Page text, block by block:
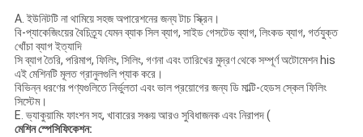
A. ইউনিটটি না থামিয়ে সহজ অপারেশনের জন্য টাচ স্ক্রিন।
বি-প্যাকেজিংয়ের বৈচিত্র্য যেমন ব্যাক সিল ব্যাগ, সাইড গেসটেড ব্যাগ, লিংকড ব্যাগ, গর্তযুক্ত
খোঁচা ব্যাগ ইত্যাদি
সি ব্যাগ তৈরি, পরিমাপ, ফিলিং, সিলিং, গণনা এবং তারিখের মুদ্রণ থেকে সম্পূর্ণ অটোমেশন his
এই মেশিনটি মূলত গ্রানুলগুলি প্যাক করে।
বিভিন্ন ধরণের পণ্যগুলিতে নির্ভুলতা এবং ভাল প্রয়োগের জন্য ডি মাল্টি-হেডস স্কেল ফিলিং
সিস্টেম।
E. ভ্যাকুয়ামিং ফাংশন সহ, খাবারের সঞ্চয় আরও সুবিধাজনক এবং নিরাপদ (
মেশিন স্পেসিফিকেশন: